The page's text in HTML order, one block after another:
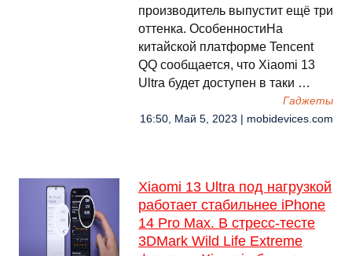
производитель выпустит ещё три
оттенка. ОсобенностиНа
китайской платформе Tencent
QQ сообщается, что Xiaomi 13
Ultra будет доступен в таки …
Гаджеты
16:50, Май 5, 2023 | mobidevices.com
Xiaomi 13 Ultra под нагрузкой
работает стабильнее iPhone
14 Pro Max. В стресс-тесте
3DMark Wild Life Extreme